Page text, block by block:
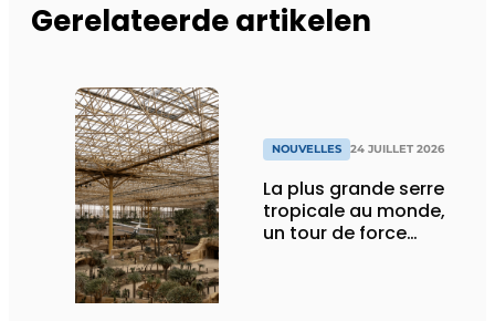
Gerelateerde artikelen
NOUVELLES 24 JUILLET 2026
La plus grande serre
tropicale au monde,
un tour de force